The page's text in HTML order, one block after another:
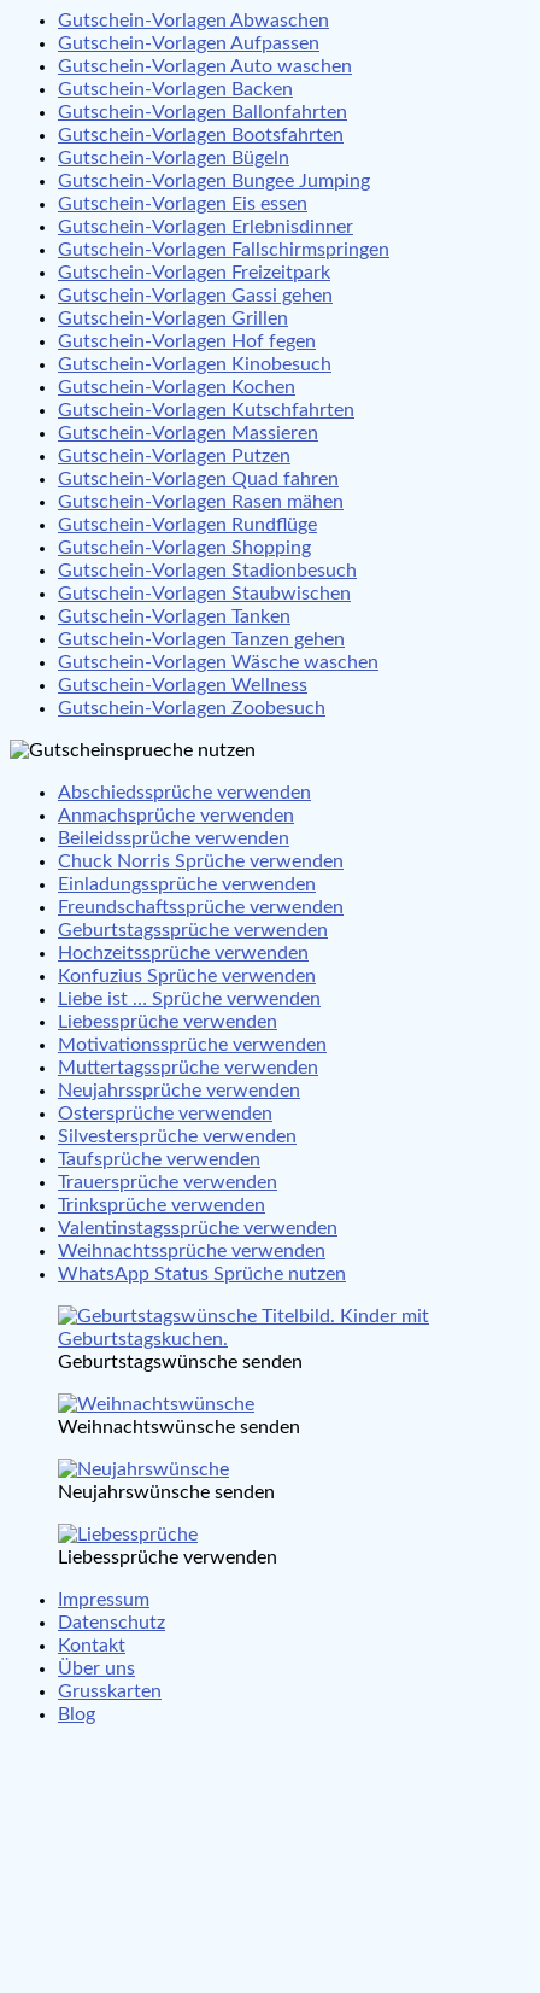
Gutschein-Vorlagen Abwaschen
Gutschein-Vorlagen Aufpassen
Gutschein-Vorlagen Auto waschen
Gutschein-Vorlagen Backen
Gutschein-Vorlagen Ballonfahrten
Gutschein-Vorlagen Bootsfahrten
Gutschein-Vorlagen Bügeln
Gutschein-Vorlagen Bungee Jumping
Gutschein-Vorlagen Eis essen
Gutschein-Vorlagen Erlebnisdinner
Gutschein-Vorlagen Fallschirmspringen
Gutschein-Vorlagen Freizeitpark
Gutschein-Vorlagen Gassi gehen
Gutschein-Vorlagen Grillen
Gutschein-Vorlagen Hof fegen
Gutschein-Vorlagen Kinobesuch
Gutschein-Vorlagen Kochen
Gutschein-Vorlagen Kutschfahrten
Gutschein-Vorlagen Massieren
Gutschein-Vorlagen Putzen
Gutschein-Vorlagen Quad fahren
Gutschein-Vorlagen Rasen mähen
Gutschein-Vorlagen Rundflüge
Gutschein-Vorlagen Shopping
Gutschein-Vorlagen Stadionbesuch
Gutschein-Vorlagen Staubwischen
Gutschein-Vorlagen Tanken
Gutschein-Vorlagen Tanzen gehen
Gutschein-Vorlagen Wäsche waschen
Gutschein-Vorlagen Wellness
Gutschein-Vorlagen Zoobesuch
Abschiedssprüche verwenden
Anmachsprüche verwenden
Beileidssprüche verwenden
Chuck Norris Sprüche verwenden
Einladungssprüche verwenden
Freundschaftssprüche verwenden
Geburtstagssprüche verwenden
Hochzeitssprüche verwenden
Konfuzius Sprüche verwenden
Liebe ist … Sprüche verwenden
Liebessprüche verwenden
Motivationssprüche verwenden
Muttertagssprüche verwenden
Neujahrssprüche verwenden
Ostersprüche verwenden
Silvestersprüche verwenden
Taufsprüche verwenden
Trauersprüche verwenden
Trinksprüche verwenden
Valentinstagssprüche verwenden
Weihnachtssprüche verwenden
WhatsApp Status Sprüche nutzen
Geburtstagswünsche senden
Weihnachtswünsche senden
Neujahrswünsche senden
Liebessprüche verwenden
Impressum
Datenschutz
Kontakt
Über uns
Grusskarten
Blog